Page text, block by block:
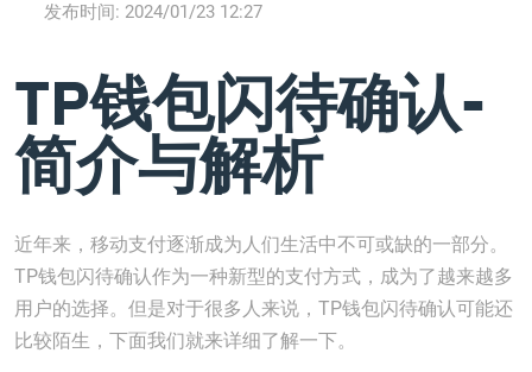
发布时间: 2024/01/23 12:27
TP钱包闪待确认-
简介与解析
近年来，移动支付逐渐成为人们生活中不可或缺的一部分。
TP钱包闪待确认作为一种新型的支付方式，成为了越来越多
用户的选择。但是对于很多人来说，TP钱包闪待确认可能还
比较陌生，下面我们就来详细了解一下。